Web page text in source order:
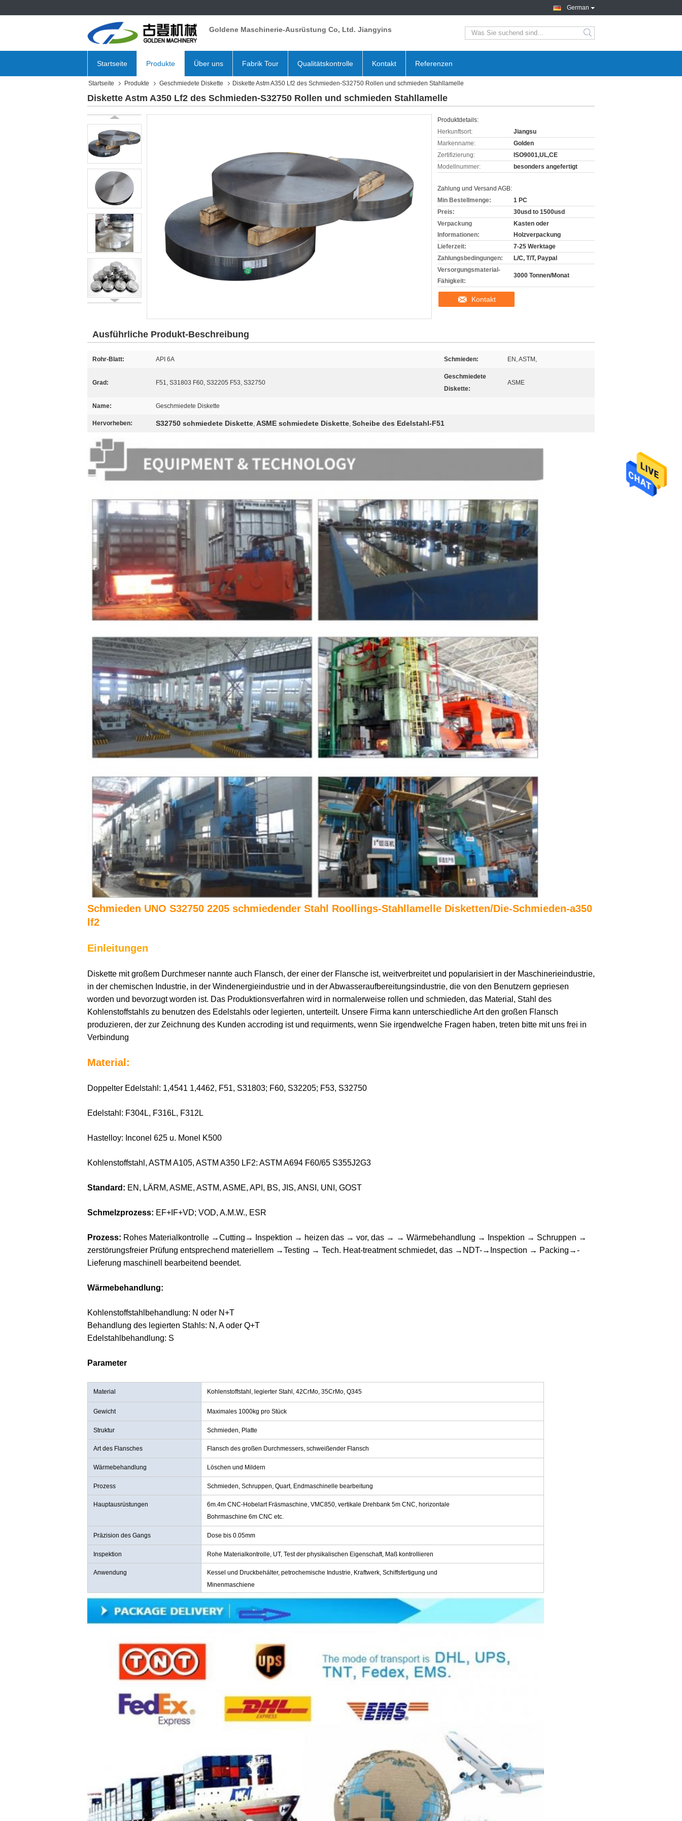
German
Goldene Maschinerie-Ausrüstung Co, Ltd. Jiangyins
Startseite Produkte Über uns Fabrik Tour Qualitätskontrolle Kontakt Referenzen
Startseite Produkte Geschmiedete Diskette Diskette Astm A350 Lf2 des Schmieden-S32750 Rollen und schmieden Stahllamelle
Diskette Astm A350 Lf2 des Schmieden-S32750 Rollen und schmieden Stahllamelle
Produktdetails:
Herkunftsort:
Jiangsu
Markenname:
Golden
Zertifizierung:
ISO9001,UL,CE
Modellnummer:
besonders angefertigt
Zahlung und Versand AGB:
Min Bestellmenge:
1 PC
Preis:
30usd to 1500usd
Verpackung
Informationen:
Kasten oder
Holzverpackung
Lieferzeit:
7-25 Werktage
Zahlungsbedingungen:
L/C, T/T, Paypal
Versorgungsmaterial-
Fähigkeit:
3000 Tonnen/Monat
Kontakt
Ausführliche Produkt-Beschreibung
Rohr-Blatt: API 6A Schmieden: EN, ASTM,
Grad: F51, S31803 F60, S32205 F53, S32750
Geschmiedete
Diskette:
ASME
Name: Geschmiedete Diskette
Hervorheben: S32750 schmiedete Diskette, ASME schmiedete Diskette, Scheibe des Edelstahl-F51
Schmieden UNO S32750 2205 schmiedender Stahl Roollings-Stahllamelle Disketten/Die-Schmieden-a350
lf2
Einleitungen
Diskette mit großem Durchmeser nannte auch Flansch, der einer der Flansche ist, weitverbreitet und popularisiert in der Maschinerieindustrie,
in der chemischen Industrie, in der Windenergieindustrie und in der Abwasseraufbereitungsindustrie, die von den Benutzern gepriesen
worden und bevorzugt worden ist. Das Produktionsverfahren wird in normalerweise rollen und schmieden, das Material, Stahl des
Kohlenstoffstahls zu benutzen des Edelstahls oder legierten, unterteilt. Unsere Firma kann unterschiedliche Art den großen Flansch
produzieren, der zur Zeichnung des Kunden accroding ist und requirments, wenn Sie irgendwelche Fragen haben, treten bitte mit uns frei in
Verbindung
Material:
Doppelter Edelstahl: 1,4541 1,4462, F51, S31803; F60, S32205; F53, S32750
Edelstahl: F304L, F316L, F312L
Hastelloy: Inconel 625 u. Monel K500
Kohlenstoffstahl, ASTM A105, ASTM A350 LF2: ASTM A694 F60/65 S355J2G3
Standard: EN, LÄRM, ASME, ASTM, ASME, API, BS, JIS, ANSI, UNI, GOST
Schmelzprozess: EF+IF+VD; VOD, A.M.W., ESR
Prozess: Rohes Materialkontrolle →Cutting→ Inspektion → heizen das → vor, das → → Wärmebehandlung → Inspektion → Schruppen →
zerstörungsfreier Prüfung entsprechend materiellem →Testing → Tech. Heat-treatment schmiedet, das →NDT-→Inspection → Packing→-
Lieferung maschinell bearbeitend beendet.
Wärmebehandlung:
Kohlenstoffstahlbehandlung: N oder N+T
Behandlung des legierten Stahls: N, A oder Q+T
Edelstahlbehandlung: S
Parameter
Material Kohlenstoffstahl, legierter Stahl, 42CrMo, 35CrMo, Q345
Gewicht Maximales 1000kg pro Stück
Struktur Schmieden, Platte
Art des Flansches Flansch des großen Durchmessers, schweißender Flansch
Wärmebehandlung Löschen und Mildern
Prozess Schmieden, Schruppen, Quart, Endmaschinelle bearbeitung
Hauptausrüstungen
6m.4m CNC-Hobelart Fräsmaschine, VMC850, vertikale Drehbank 5m CNC, horizontale
Bohrmaschine 6m CNC etc.
Präzision des Gangs Dose bis 0.05mm
Inspektion Rohe Materialkontrolle, UT, Test der physikalischen Eigenschaft, Maß kontrollieren
Anwendung
Kessel und Druckbehälter, petrochemische Industrie, Kraftwerk, Schiffsfertigung und
Minenmaschiene